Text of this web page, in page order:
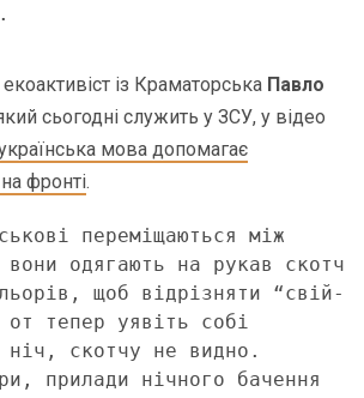
.
із Краматорська Павло
сьогодні служить у ЗСУ, у відео
мова допомагає
фронті.
переміщаються між
вони одягають на рукав скотч
щоб відрізняти “свій-
тепер уявіть собі
ніч, скотчу не видно.
прилади нічного бачення